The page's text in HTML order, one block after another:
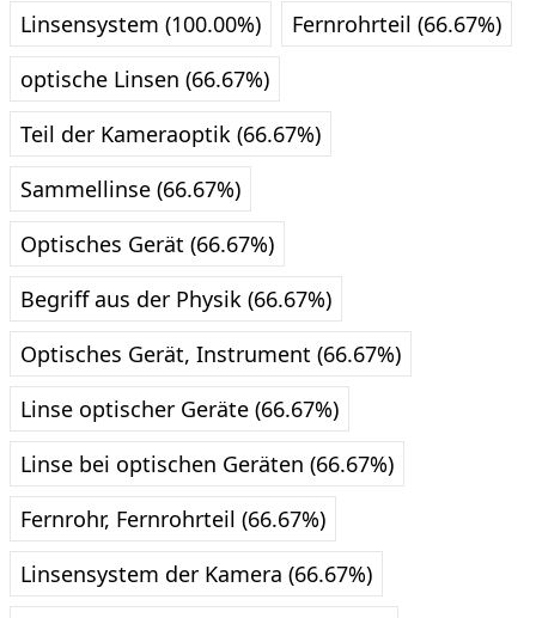
Linsensystem (100.00%)
Fernrohrteil (66.67%)
optische Linsen (66.67%)
Teil der Kameraoptik (66.67%)
Sammellinse (66.67%)
Optisches Gerät (66.67%)
Begriff aus der Physik (66.67%)
Optisches Gerät, Instrument (66.67%)
Linse optischer Geräte (66.67%)
Linse bei optischen Geräten (66.67%)
Fernrohr, Fernrohrteil (66.67%)
Linsensystem der Kamera (66.67%)